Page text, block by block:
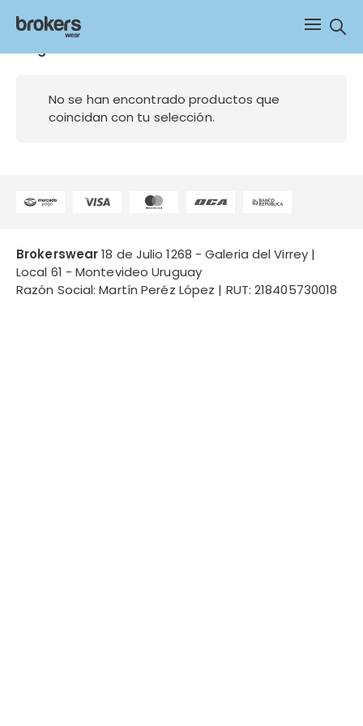
No se han encontrado productos que
coincidan con tu selección.
Brokerswear18 de Julio 1268 - Galeria del Virrey |
Local 61 - Montevideo Uruguay
Razón Social: Martín Peréz López | RUT: 218405730018